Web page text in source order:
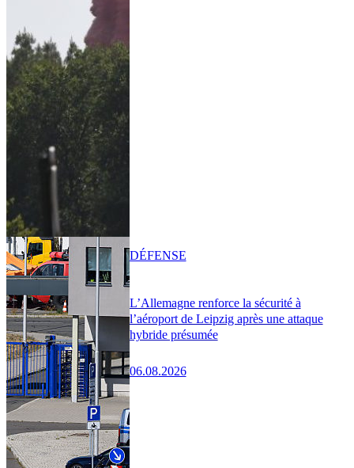
L’Allemagne renforce la sécurité à
l’aéroport de Leipzig après une attaque
hybride présumée
06.08.2026
DÉFENSE